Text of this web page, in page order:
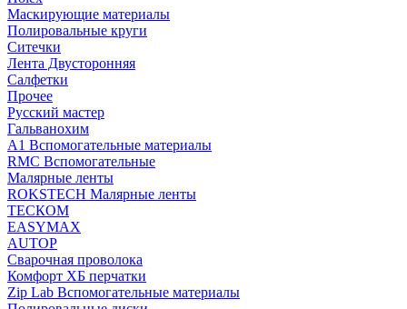
Маскирующие материалы
Полировальные круги
Ситечки
Лента Двусторонняя
Салфетки
Прочее
Русский мастер
Гальванохим
А1 Вспомогательные материалы
RMC Вспомогательные
Малярные ленты
ROKSTECH Малярные ленты
ТЕСКОМ
EASYMAX
AUTOP
Сварочная проволока
Комфорт ХБ перчатки
Zip Lab Вспомогательные материалы